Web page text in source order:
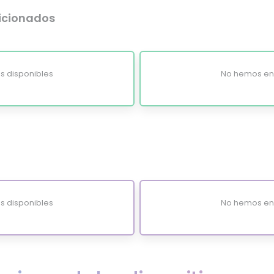
disponibles No hemos
disponibles No hemos